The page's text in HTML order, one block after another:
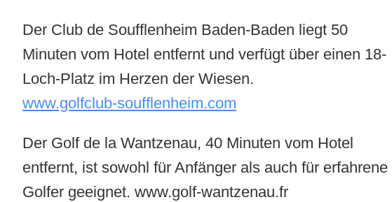
Der Club de Soufflenheim Baden-Baden liegt 50
Minuten vom Hotel entfernt und verfügt über einen 18-
Loch-Platz im Herzen der Wiesen.
www.golfclub-soufflenheim.com
Der Golf de la Wantzenau, 40 Minuten vom Hotel
entfernt, ist sowohl für Anfänger als auch für erfahrene
Golfer geeignet. www.golf-wantzenau.fr